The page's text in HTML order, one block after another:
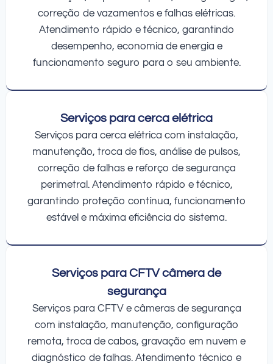
correção de vazamentos e falhas elétricas.
Atendimento rápido e técnico, garantindo
desempenho, economia de energia e
funcionamento seguro para o seu ambiente.
Serviços para cerca elétrica
Serviços para cerca elétrica com instalação,
manutenção, troca de fios, análise de pulsos,
correção de falhas e reforço de segurança
perimetral. Atendimento rápido e técnico,
garantindo proteção contínua, funcionamento
estável e máxima eficiência do sistema.
Serviços para CFTV câmera de
segurança
Serviços para CFTV e câmeras de segurança
com instalação, manutenção, configuração
remota, troca de cabos, gravação em nuvem e
diagnóstico de falhas. Atendimento técnico e